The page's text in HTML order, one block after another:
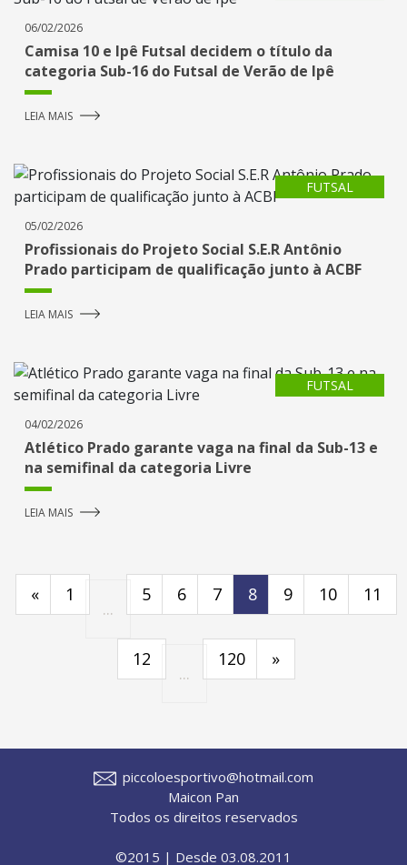
06/02/2026
Camisa 10 e Ipê Futsal decidem o título da
categoria Sub-16 do Futsal de Verão de Ipê
LEIA MAIS
FUTSAL
05/02/2026
Profissionais do Projeto Social S.E.R Antônio
Prado participam de qualificação junto à ACBF
LEIA MAIS
FUTSAL
04/02/2026
Atlético Prado garante vaga na final da Sub-13 e
na semifinal da categoria Livre
LEIA MAIS
« 1
...
5 6 7 8 9 10 11
12
...
120 »
piccoloesportivo@hotmail.com
Maicon Pan
Todos os direitos reservados
©2015 | Desde 03.08.2011